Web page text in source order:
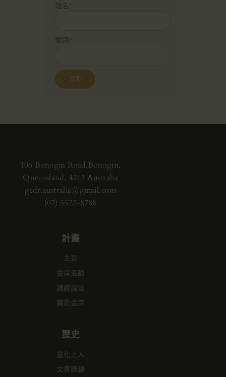
姓名*
郵箱*
106 Bonogin Road,Bonogin,
Queensland, 4213 Australia
gcdr.australia@gmail.com
(07) 5522-8788
計畫
主頁
金岸活動
講經說法
關於金岸
歷史
宣化上人
文章匯總